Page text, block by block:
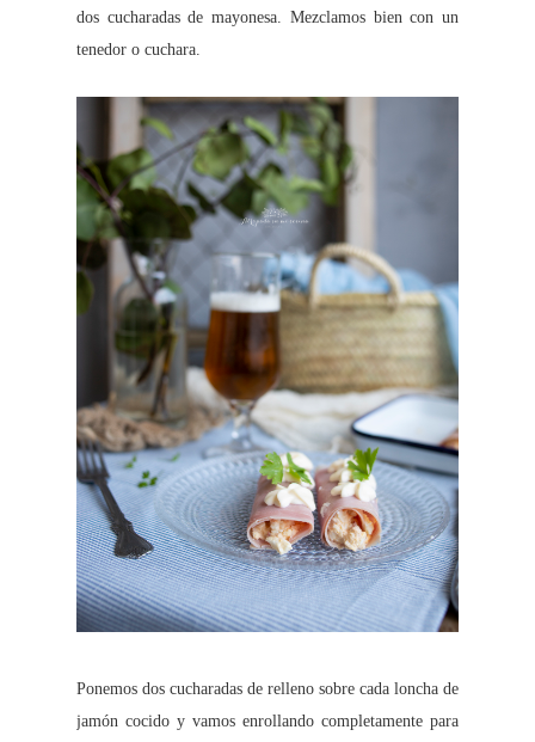
dos cucharadas de mayonesa. Mezclamos bien con un
tenedor o cuchara.
Ponemos dos cucharadas de relleno sobre cada loncha de
jamón cocido y vamos enrollando completamente para